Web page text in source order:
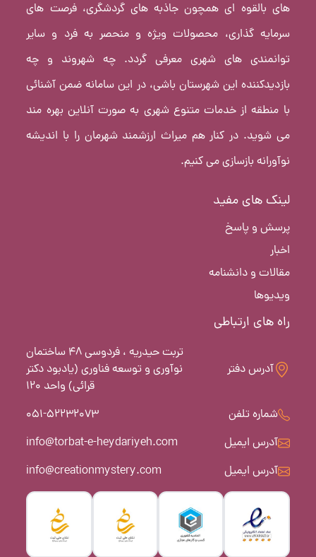
های بالقوه ای همچون جاذبه های گردشگری، فرصت های
سرمایه گذاری، محصولات ویژه و منحصر به فرد و سایر
توانمندی های شهری معرفی گردد. چه شهروند و چه
بازدیدکننده این شهرستان باشی، در این سامانه ضمن آشنائی
با منطقه از خدمات متنوع شهری به صورت آنلاین بهره مند
می شوید. در کنار هم میراث ارزشمند شهرمان را با اندیشه
نوآورانه بازسازی می کنیم.
لینک های مفید
پرسش و پاسخ
اخبار
مقالات و دانشنامه
ویدیوها
راه های ارتباطی
آدرس دفتر
تربت حیدریه ، فردوسی 48 ساختمان
نوآوری و توسعه فناوری (یادبود دکتر
قرائی) واحد 120
شماره تلفن
051-52232073
آدرس ایمیل
info@torbat-e-heydariyeh.com
آدرس ایمیل
info@creationmystery.com